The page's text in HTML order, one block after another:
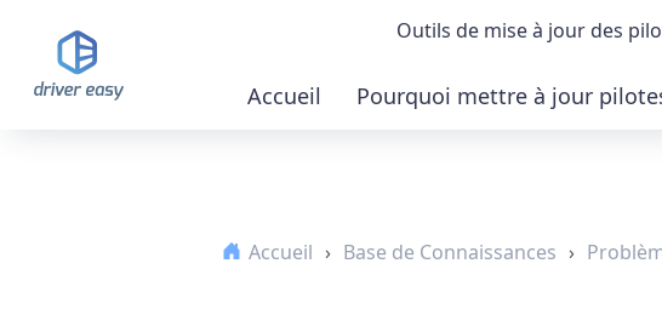
Outils de mise à jour des
Démonstration &
Acheter la version pro
Accueil Pourquoi mettre à jour
Accueil › Base de Connaissances ›